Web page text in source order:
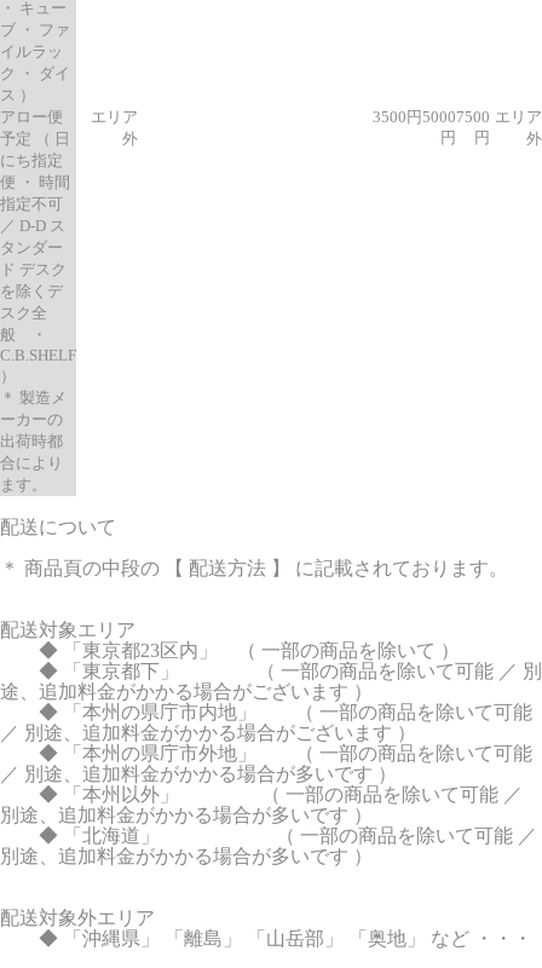
・ キュー
ブ ・ ファ
イルラッ
ク ・ ダイ
ス ）
アロー便
予定 （ 日
にち指定
便 ・ 時間
指定不可
／ D-D ス
タンダー
ド デスク
を除くデ
スク全
般 ・
C.B.SHELF
）
＊ 製造メ
ーカーの
出荷時都
合により
ます。
エリア
外
3500円5000
円
7500
円
エリア
外
配送について
＊ 商品頁の中段の 【 配送方法 】 に記載されております。
配送対象エリア
◆ 「東京都23区内」 （ 一部の商品を除いて ）
◆ 「東京都下」 （ 一部の商品を除いて可能 ／ 別
途、追加料金がかかる場合がございます ）
◆ 「本州の県庁市内地」 （ 一部の商品を除いて可能
／ 別途、追加料金がかかる場合がございます ）
◆ 「本州の県庁市外地」 （ 一部の商品を除いて可能
／ 別途、追加料金がかかる場合が多いです ）
◆ 「本州以外」 （ 一部の商品を除いて可能 ／
別途、追加料金がかかる場合が多いです ）
◆ 「北海道」 （ 一部の商品を除いて可能 ／
別途、追加料金がかかる場合が多いです ）
配送対象外エリア
◆ 「沖縄県」 「離島」 「山岳部」 「奥地」 など ・・・